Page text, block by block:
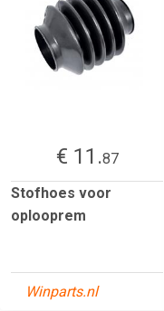
€ 11.87
Stofhoes voor
oplooprem
Winparts.nl